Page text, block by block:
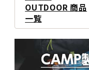
OUTDOOR 商品
一覧